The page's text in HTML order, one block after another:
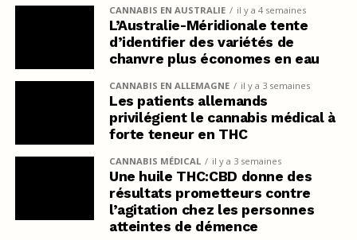
CANNABIS EN AUSTRALIE il y a 4 semaines
L’Australie-Méridionale tente
d’identifier des variétés de
chanvre plus économes en eau
CANNABIS EN ALLEMAGNE il y a 3 semaines
Les patients allemands
privilégient le cannabis médical à
forte teneur en THC
CANNABIS MÉDICAL il y a 3 semaines
Une huile THC:CBD donne des
résultats prometteurs contre
l’agitation chez les personnes
atteintes de démence